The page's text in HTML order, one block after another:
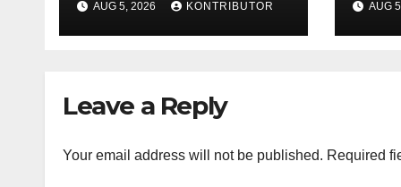
Miskin Kini Menjadi
Prioritas Negara
AUG 5, 2026 KONTRIBUTOR AUG
Leave a Reply
Your email address will not be published. Required